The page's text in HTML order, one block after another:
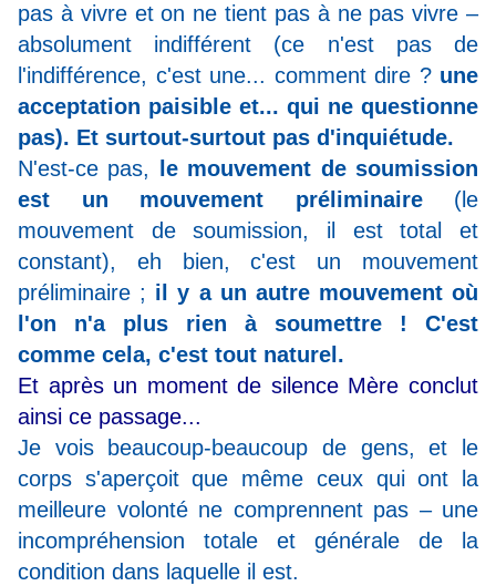
pas à vivre et on ne tient pas à ne pas vivre –
absolument indifférent (ce n'est pas de
l'indifférence, c'est une... comment dire ? une
acceptation paisible et... qui ne questionne
pas). Et surtout-surtout pas d'inquiétude.
N'est-ce pas,
le mouvement de soumission
est un mouvement préliminaire(le
mouvement de soumission, il est total et
constant), eh bien, c'est un mouvement
préliminaire ; il y a un autre mouvement où
l'on n'a plus rien à soumettre ! C'est
comme cela, c'est tout naturel.
Et après un moment de silence Mère conclut
ainsi ce passage...
Je vois beaucoup-beaucoup de gens, et le
corps s'aperçoit que même ceux qui ont la
meilleure volonté ne comprennent pas – une
incompréhension totale et générale de la
condition dans laquelle il est.